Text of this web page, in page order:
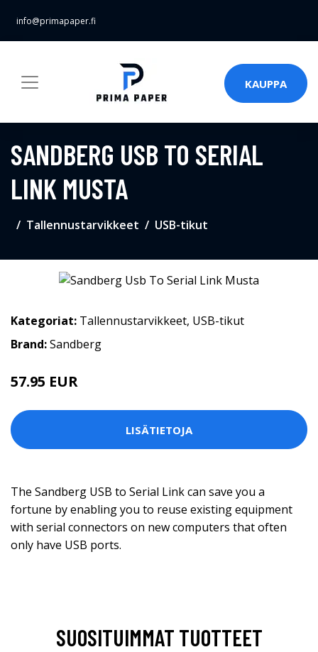
info@primapaper.fi
KAUPPA
SANDBERG USB TO SERIAL
LINK MUSTA
Tallennustarvikkeet USB-tikut
Kategoriat: Tallennustarvikkeet, USB-tikut
Brand:Sandberg
57.95 EUR
LISÄTIETOJA
The Sandberg USB to Serial Link can save you a
fortune by enabling you to reuse existing equipment
with serial connectors on new computers that often
only have USB ports.
SUOSITUIMMAT TUOTTEET